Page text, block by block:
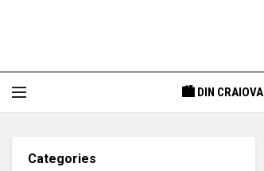
🏙 DIN CRAIOVA
Categories